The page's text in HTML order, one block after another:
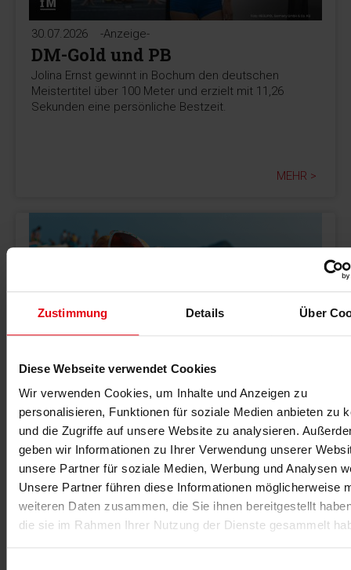
Zustimmung Details Über
Diese Webseite verwendet Cookies
Wir verwenden Cookies, um Inhalte und Anzeigen zu
personalisieren, Funktionen für soziale Medien anbieten zu
und die Zugriffe auf unsere Website zu analysieren.
geben wir Informationen zu Ihrer Verwendung unserer
unsere Partner für soziale Medien, Werbung und Analysen
Unsere Partner führen diese Informationen möglicherweise
weiteren Daten zusammen, die Sie ihnen bereitgestellt
die sie im Rahmen Ihrer Nutzung der Dienste gesammelt
30.07.2026 -Anzeige-
DM-Gold und PB
Jolina Ernst gewinnt in Bochum den deutschen
Meistertitel über 100 Meter und erzielt mit 11,26
Sekunden eine persönliche Bestzeit.
MEHR >
Neue Rekordhitze
Schwitzen ohne Training: Eine Hitzewelle rollt über
Deutschland. Hoch 'Olaf' bringt Temperaturen bis 40
Grad. Tipps: Trinken, Sport vermeiden, Räume kühlen.
MEHR >